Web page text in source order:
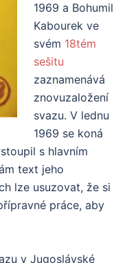
1969 a Bohumil
Kabourek ve
svém 18tém
sešitu
zaznamenává
znovuzaložení
svazu. V lednu
1969 se koná
s hlavním
text jeho
lze usuzovat, že si
práce, aby
v Jugoslávské